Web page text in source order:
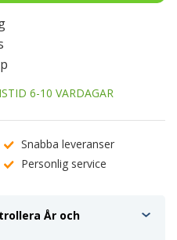
6-10 VARDAGAR
Snabba leveranser
Personlig service
År och